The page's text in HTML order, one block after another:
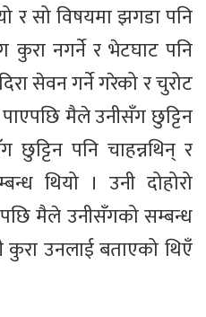
र सो विषयमा झगडा पनि
नगर्ने र भेटघाट पनि
सेवन गर्ने गरेको र चुरोट
मैले उनीसँग छुट्टिन
पनि चाहन्नथिन् र
थियो । उनी दोहोरो
मैले उनीसँगको सम्बन्ध
कुरा उनलाई बताएको थिएँ